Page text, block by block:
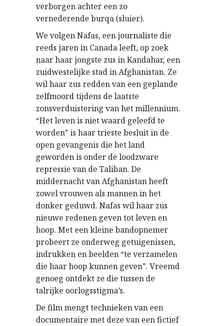
verborgen achter een zo
vernederende burqa (sluier).
We volgen Nafas, een journaliste die
reeds jaren in Canada leeft, op zoek
naar haar jongste zus in Kandahar, een
zuidwestelijke stad in Afghanistan. Ze
wil haar zus redden van een geplande
zelfmoord tijdens de laatste
zonsverduistering van het millennium.
“Het leven is niet waard geleefd te
worden” is haar trieste besluit in de
open gevangenis die het land
geworden is onder de loodzware
repressie van de Taliban. De
middernacht van Afghanistan heeft
zowel vrouwen als mannen in het
donker geduwd. Nafas wil haar zus
nieuwe redenen geven tot leven en
hoop. Met een kleine bandopnemer
probeert ze onderweg getuigenissen,
indrukken en beelden “te verzamelen
die haar hoop kunnen geven”. Vreemd
genoeg ontdekt ze die tussen de
talrijke oorlogsstigma’s.
De film mengt technieken van een
documentaire met deze van een fictief